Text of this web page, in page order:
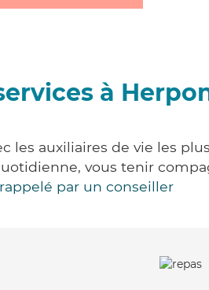
à
auxiliaires de vie les
vous tenir
par un conseiller